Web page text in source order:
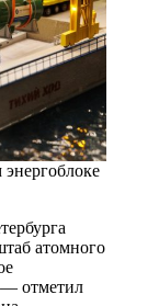
атомного
— ​отметил